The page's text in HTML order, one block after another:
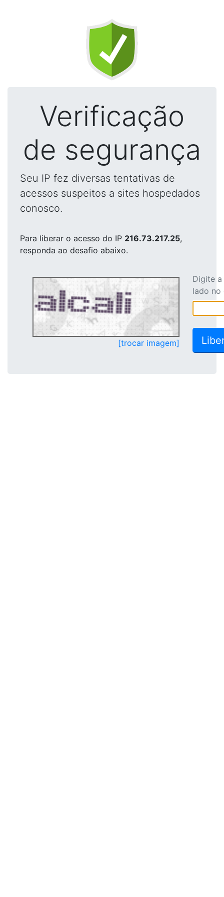
Verificação
de segurança
Seu IP fez diversas tentativas de
acessos suspeitos a sites hospedados
conosco.
Para liberar o acesso do IP 216.73.217.25,
responda ao desafio abaixo.
[trocar imagem]
Digite
lado no